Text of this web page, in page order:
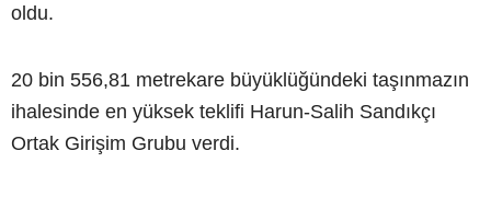
oldu.
20 bin 556,81 metrekare büyüklüğündeki taşınmazın
ihalesinde en yüksek teklifi Harun-Salih Sandıkçı
Ortak Girişim Grubu verdi.